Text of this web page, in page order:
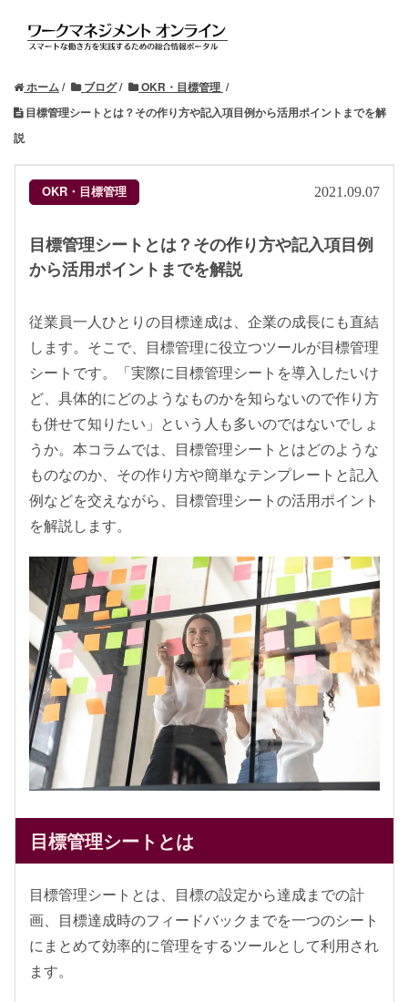
ホーム ブログ
OKR・目標管理
目標管理シートとは？その作り方や記入項目例から活用ポイントまでを解
説
OKR・目標管理 2021.09.07
目標管理シートとは？その作り方や記入項目例
から活用ポイントまでを解説
従業員一人ひとりの目標達成は、企業の成長にも直結
します。そこで、目標管理に役立つツールが目標管理
シートです。「実際に目標管理シートを導入したいけ
ど、具体的にどのようなものかを知らないので作り方
も併せて知りたい」という人も多いのではないでしょ
うか。本コラムでは、目標管理シートとはどのような
ものなのか、その作り方や簡単なテンプレートと記入
例などを交えながら、目標管理シートの活用ポイント
を解説します。
目標管理シートとは
目標管理シートとは、目標の設定から達成までの計
画、目標達成時のフィードバックまでを一つのシート
にまとめて効率的に管理をするツールとして利用され
ます。